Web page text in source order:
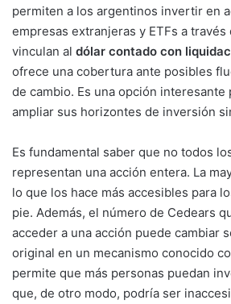
permiten a los argentinos invertir en
empresas extranjeras y ETFs a través
vinculan al dólar contado con
ofrece una cobertura ante posibles
de cambio. Es una opción interesante
ampliar sus horizontes de inversión
Es fundamental saber que no todos
representan una acción entera. La
lo que los hace más accesibles para
pie. Además, el número de Cedears
acceder a una acción puede cambiar
original en un mecanismo conocido
permite que más personas puedan
que, de otro modo, podría ser